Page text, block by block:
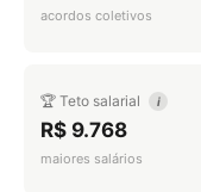
acordos coletivos
🏆 Teto salarial i
R$ 9.768
maiores salários